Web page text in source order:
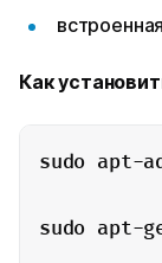
Как
sudo apt-
sudo apt-